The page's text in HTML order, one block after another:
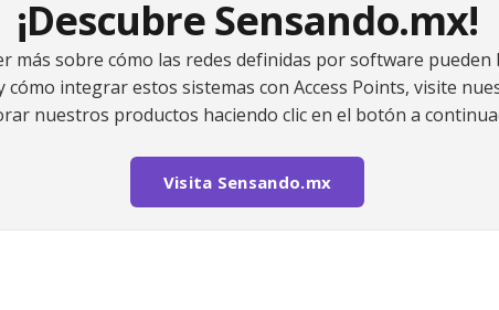
¡Descubre Sensando.mx!
más sobre cómo las redes definidas por software pueden
cómo integrar estos sistemas con Access Points, visite
nuestros productos haciendo clic en el botón a
Visita Sensando.mx